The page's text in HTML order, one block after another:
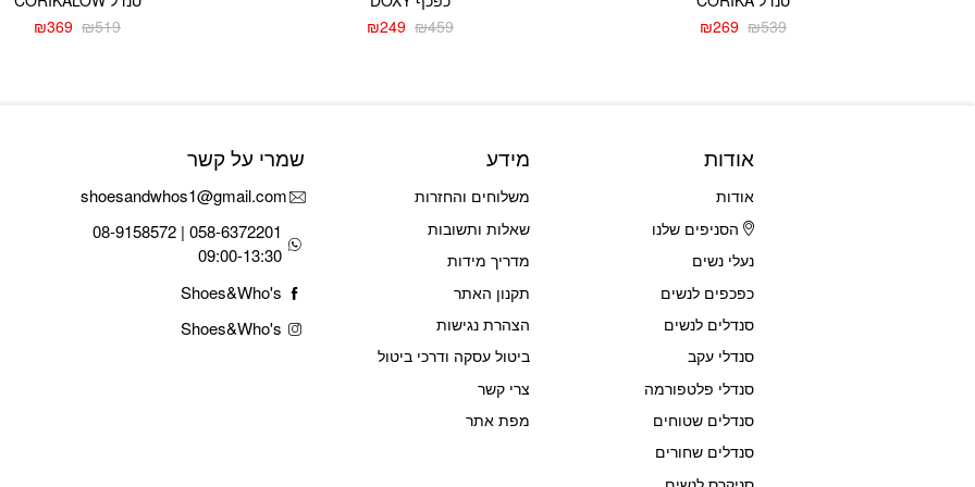
₪539
המחיר
₪269
המחיר
₪459
המחיר
₪249
המחיר
₪519
המחיר
₪369
המחיר
אודות
אודות
הסניפים שלנו
נעלי נשים
כפכפים לנשים
סנדלים לנשים
סנדלי עקב
סנדלי פלטפורמה
סנדלים שטוחים
סנדלים שחורים
מידע
משלוחים והחזרות
שאלות ותשובות
מדריך מידות
תקנון האתר
הצהרת נגישות
ביטול עסקה ודרכי ביטול
צרי קשר
מפת אתר
שמרי על קשר
shoesandwhos1@gmail.com
058-6372201 | 08-9158572
09:00-13:30
Shoes&Who's
Shoes&Who's